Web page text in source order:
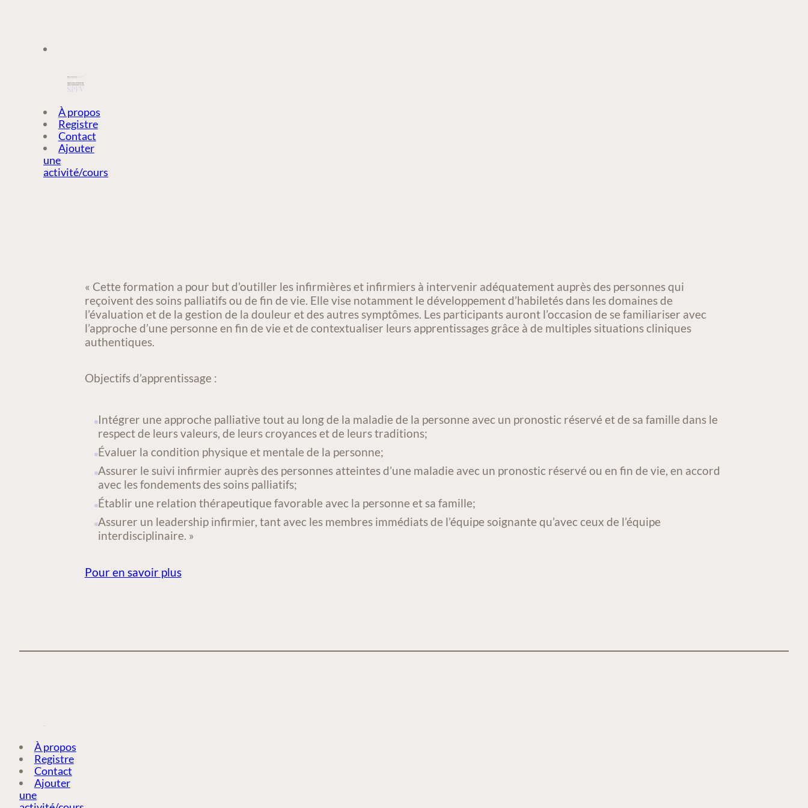
À PROPOS
REGISTRE
À propos
Registre
Contact
Ajouter
une
activité/cours
« Cette formation a pour but d’outiller les infirmières et infirmiers à intervenir adéquatement auprès des personnes qui
reçoivent des soins palliatifs ou de fin de vie. Elle vise notamment le développement d’habiletés dans les domaines de
l’évaluation et de la gestion de la douleur et des autres symptômes. Les participants auront l’occasion de se familiariser avec
l’approche d’une personne en fin de vie et de contextualiser leurs apprentissages grâce à de multiples situations cliniques
authentiques.
Objectifs d’apprentissage :
Intégrer une approche palliative tout au long de la maladie de la personne avec un pronostic réservé et de sa famille dans le
respect de leurs valeurs, de leurs croyances et de leurs traditions;
Évaluer la condition physique et mentale de la personne;
Assurer le suivi infirmier auprès des personnes atteintes d’une maladie avec un pronostic réservé ou en fin de vie, en accord
avec les fondements des soins palliatifs;
Établir une relation thérapeutique favorable avec la personne et sa famille;
Assurer un leadership infirmier, tant avec les membres immédiats de l’équipe soignante qu’avec ceux de l’équipe
interdisciplinaire. »
Pour en savoir plus
À propos
Registre
Contact
Ajouter
une